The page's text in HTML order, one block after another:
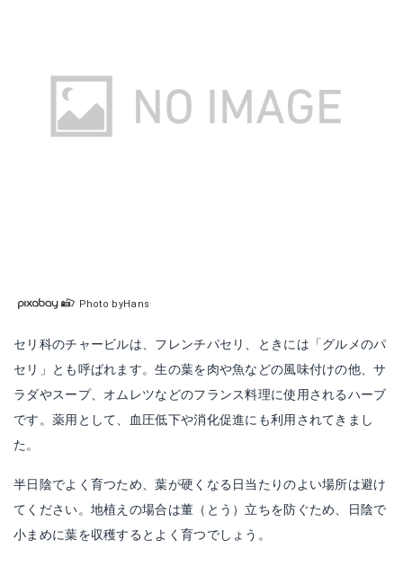
Photo byHans
セリ科のチャービルは、フレンチパセリ、ときには「グルメのパ
セリ」とも呼ばれます。生の葉を肉や魚などの風味付けの他、サ
ラダやスープ、オムレツなどのフランス料理に使用されるハーブ
です。薬用として、血圧低下や消化促進にも利用されてきまし
た。
半日陰でよく育つため、葉が硬くなる日当たりのよい場所は避け
てください。地植えの場合は董（とう）立ちを防ぐため、日陰で
小まめに葉を収穫するとよく育つでしょう。